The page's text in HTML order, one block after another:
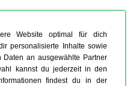
Website optimal für dich
personalisierte Inhalte sowie
an ausgewählte Partner
kannst du jederzeit in den
findest du in der